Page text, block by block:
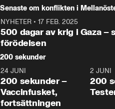
Senaste om konflikten i
NYHETER • 17 FEB. 2025
500 dagar av krig i Gaza –
förödelsen
200 sekunder
5:00
24 JUNI
200 sekunder –
Vaccinfusket,
fortsättningen
2 JUNI
200